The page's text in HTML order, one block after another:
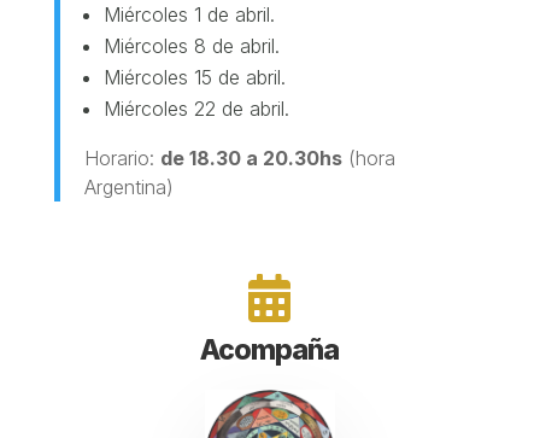
Miércoles 1 de abril.
Miércoles 8 de abril.
Miércoles 15 de abril.
Miércoles 22 de abril.
Horario: de 18.30 a 20.30hs(hora
Argentina)

Acompaña